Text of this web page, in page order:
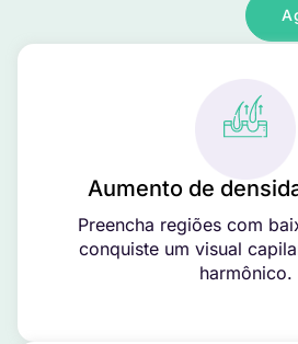
Aumento de
Preencha regiões com
conquiste um visual
harmônico.